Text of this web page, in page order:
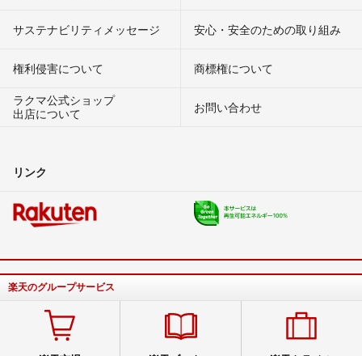
サステナビリティメッセージ 安心・安全のための取り組み
権利侵害について
商標権について
ラクマ公式ショップ
出店について
お問い合わせ
リンク
楽天のグループサービス